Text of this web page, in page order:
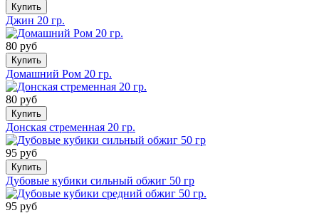
Купить
Джин 20 гр.
80 руб
Купить
Домашний Ром 20 гр.
80 руб
Купить
Донская стременная 20 гр.
95 руб
Купить
Дубовые кубики сильный обжиг 50 гр
95 руб